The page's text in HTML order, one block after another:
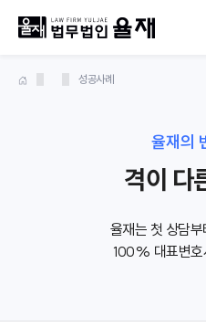
율재의
격이 다
율재는 첫 상담
100% 대표변호
성공사례